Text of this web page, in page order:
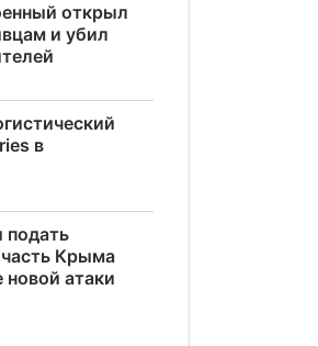
открыл
и убил
в
подать
Крыма
новой атаки